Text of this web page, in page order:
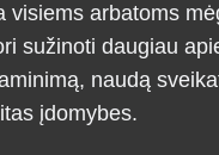
visiems arbatoms
sužinoti daugiau
naudą
įdomybes.